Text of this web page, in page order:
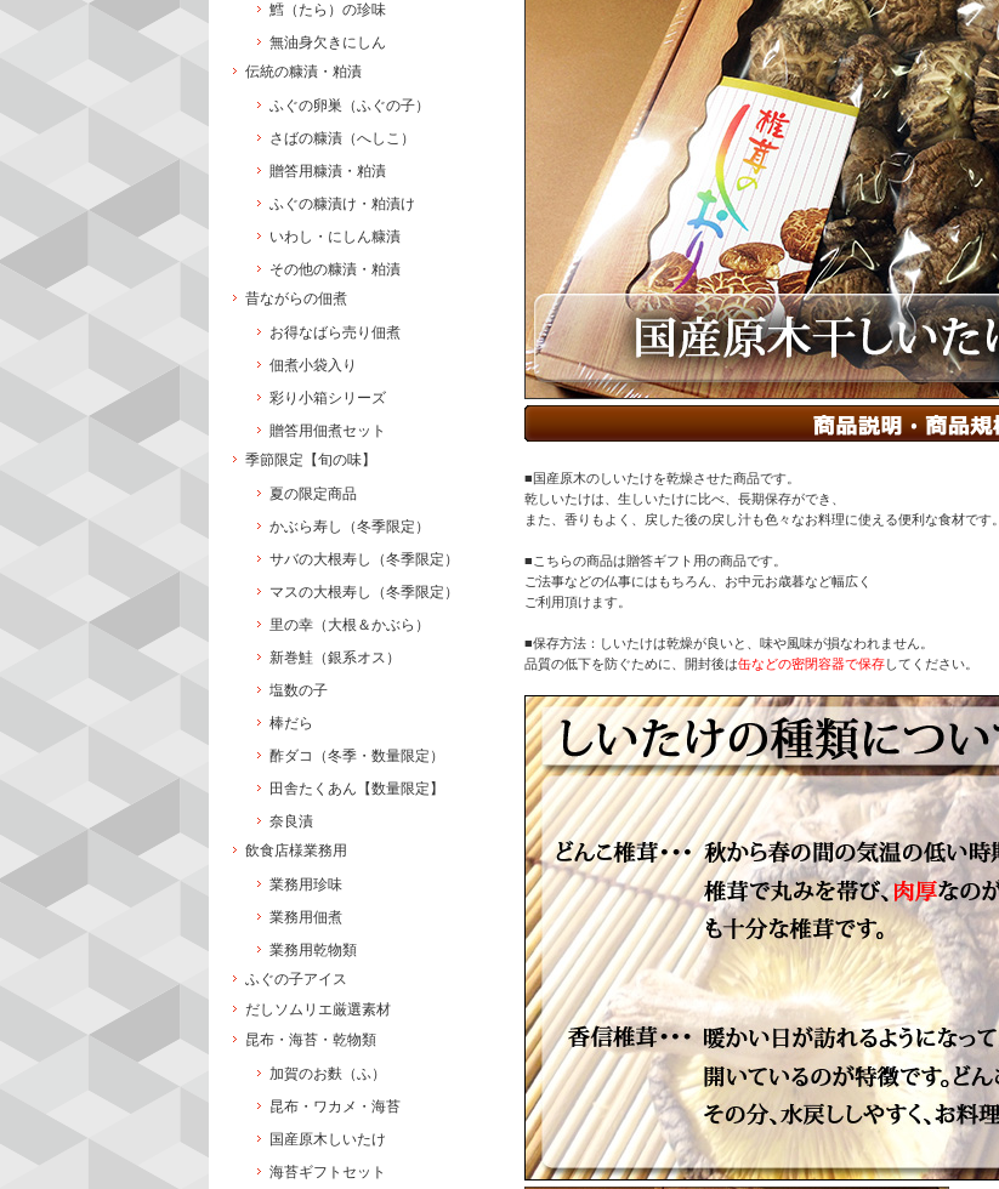
■国産原木のしいたけを乾燥させた商品です。
乾しいたけは、生しいたけに比べ、長期保存ができ、
また、香りもよく、戻した後の戻し汁も色々なお料理に使える便利な食材です。
■こちらの商品は贈答ギフト用の商品です。
ご法事などの仏事にはもちろん、お中元お歳暮など幅広く
ご利用頂けます。
■保存方法：しいたけは乾燥が良いと、味や風味が損なわれません。
品質の低下を防ぐために、開封後は缶などの密閉容器で保存してください。
鱈（たら）の珍味
無油身欠きにしん
伝統の糠漬・粕漬
ふぐの卵巣（ふぐの子）
さばの糠漬（へしこ）
贈答用糠漬・粕漬
ふぐの糠漬け・粕漬け
いわし・にしん糠漬
その他の糠漬・粕漬
昔ながらの佃煮
お得なばら売り佃煮
佃煮小袋入り
彩り小箱シリーズ
贈答用佃煮セット
季節限定【旬の味】
夏の限定商品
かぶら寿し（冬季限定）
サバの大根寿し（冬季限定）
マスの大根寿し（冬季限定）
里の幸（大根＆かぶら）
新巻鮭（銀系オス）
塩数の子
棒だら
酢ダコ（冬季・数量限定）
田舎たくあん【数量限定】
奈良漬
飲食店様業務用
業務用珍味
業務用佃煮
業務用乾物類
ふぐの子アイス
だしソムリエ厳選素材
昆布・海苔・乾物類
加賀のお麩（ふ）
昆布・ワカメ・海苔
国産原木しいたけ
海苔ギフトセット